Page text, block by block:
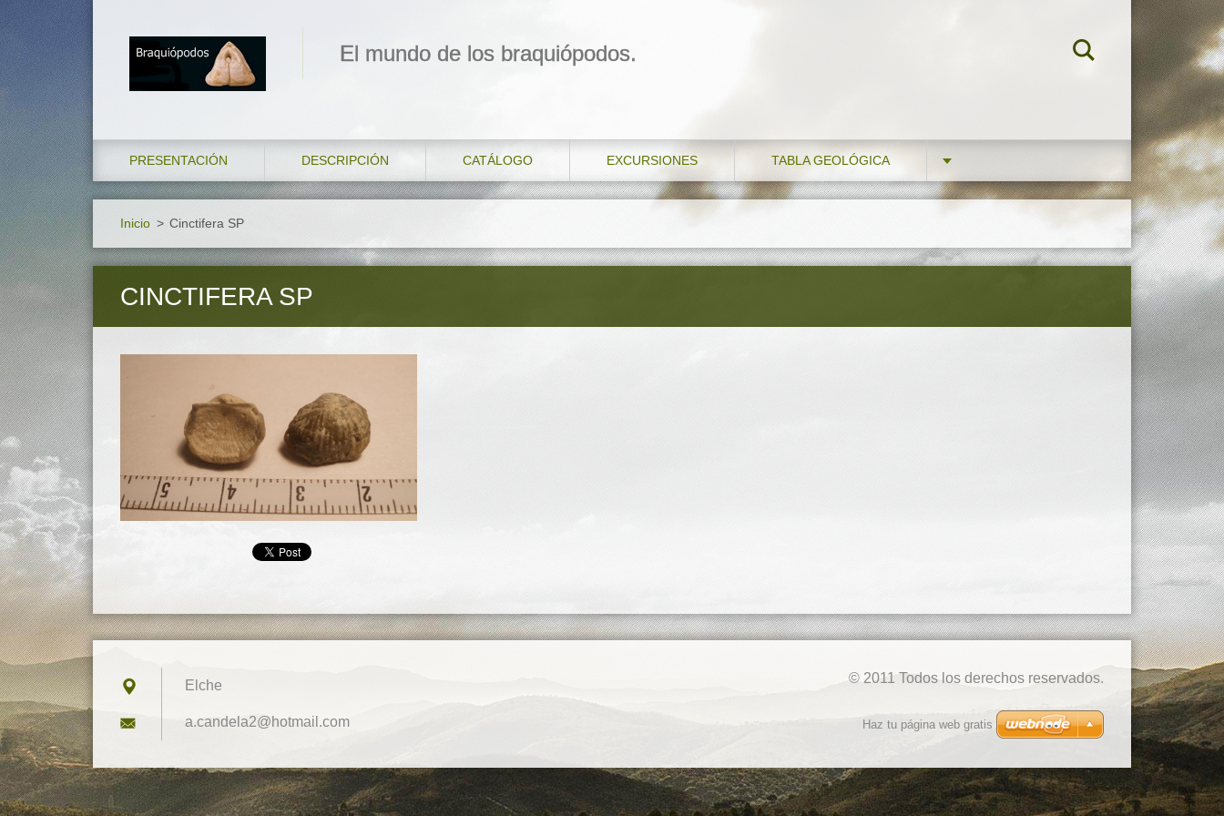
El mundo de los braquiópodos.
PRESENTACIÓN DESCRIPCIÓN CATÁLOGO EXCURSIONES TABLA GEOLÓGICA
Inicio > Cinctifera SP
CINCTIFERA SP
Elche
a.candel a2@hotmail.com
© 2011 Todos los derechos reservados.
Haz tu página web gratis